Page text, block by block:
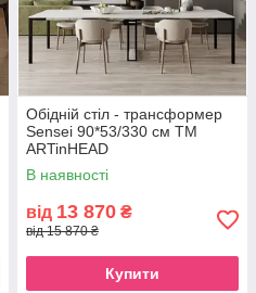
Обідній стіл - трансформер
Sensei 90*53/330 см ТМ
ARTinHEAD
В наявності
від 13 870 ₴
від 15 870 ₴
Купити